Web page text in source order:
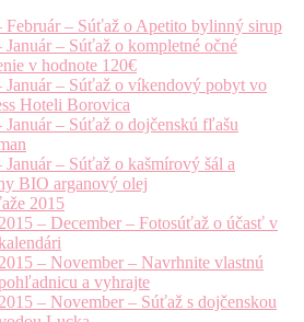
Február – Súťaž o Apetito bylinný sirup
Január – Súťaž o kompletné očné
v hodnote 120€
Január – Súťaž o víkendový pobyt vo
Hoteli Borovica
Január – Súťaž o dojčenskú fľašu
Január – Súťaž o kašmírový šál a
BIO arganový olej
2015
2015 – December – Fotosúťaž o účasť v
2015 – November – Navrhnite vlastnú
a vyhrajte
2015 – November – Súťaž s dojčenskou